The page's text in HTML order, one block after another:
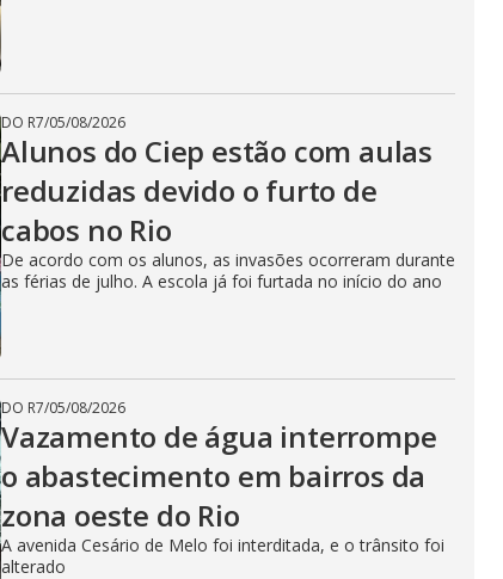
DO R7/05/08/2026
Alunos do Ciep estão com aulas
reduzidas devido o furto de
cabos no Rio
De acordo com os alunos, as invasões ocorreram durante
as férias de julho. A escola já foi furtada no início do ano
DO R7/05/08/2026
Vazamento de água interrompe
o abastecimento em bairros da
zona oeste do Rio
A avenida Cesário de Melo foi interditada, e o trânsito foi
alterado